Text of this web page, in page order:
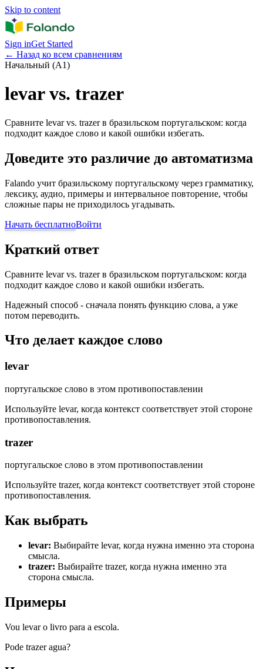
Skip to content
Sign inGet Started
← Назад ко всем сравнениям
Начальный (A1)
levar vs. trazer
Сравните levar vs. trazer в бразильском португальском: когда
подходит каждое слово и какой ошибки избегать.
Доведите это различие до автоматизма
Falando учит бразильскому португальскому через грамматику,
лексику, аудио, примеры и интервальное повторение, чтобы
сложные пары не приходилось угадывать.
Начать бесплатноВойти
Краткий ответ
Сравните levar vs. trazer в бразильском португальском: когда
подходит каждое слово и какой ошибки избегать.
Надежный способ - сначала понять функцию слова, а уже
потом переводить.
Что делает каждое слово
levar
португальское слово в этом противопоставлении
Используйте levar, когда контекст соответствует этой стороне
противопоставления.
trazer
португальское слово в этом противопоставлении
Используйте trazer, когда контекст соответствует этой стороне
противопоставления.
Как выбрать
levar: Выбирайте levar, когда нужна именно эта сторона
смысла.
trazer: Выбирайте trazer, когда нужна именно эта
сторона смысла.
Примеры
Vou levar o livro para a escola.
Pode trazer agua?